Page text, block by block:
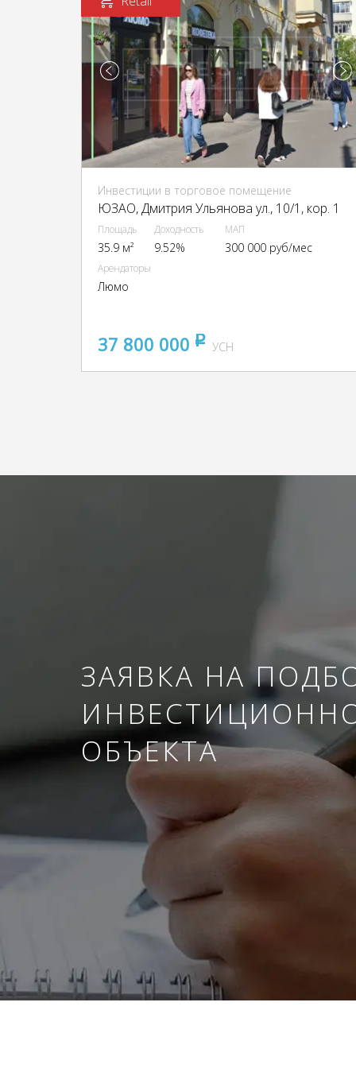
Инвестиции в торговое помещение
ЮЗАО, Дмитрия Ульянова ул., 10/1, кор. 1
Площадь
35.9 м²
Доходность
9.52%
МАП
300 000 руб/мес
Арендаторы
Люмо
37 800 000 pуб
УСН
ЗАЯВКА НА
ОБЪЕКТА